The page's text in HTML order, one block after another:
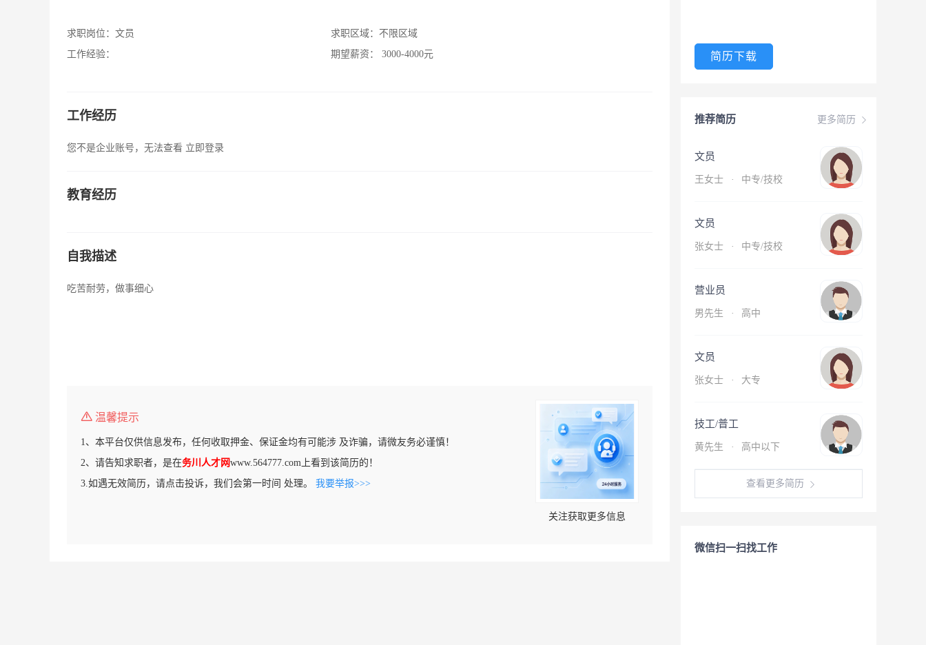
求职岗位： 文员
工作经验：
求职区域： 不限区域
期望薪资：
3000-4000元
工作经历
您不是企业账号，无法查看 立即登录
教育经历
自我描述
吃苦耐劳，做事细心
温馨提示
1、本平台仅供信息发布，任何收取押金、保证金均有可能涉 及诈骗，请微友务必谨慎！
2、请告知求职者，是在务川人才网www.564777.com上看到该简历的！
3.如遇无效简历，请点击投诉，我们会第一时间 处理。 我要举报>>>
关注获取更多信息
简历下载
更多简历
推荐简历
文员
王女士 · 中专/技校
文员
张女士 · 中专/技校
营业员
男先生 · 高中
文员
张女士 · 大专
技工/普工
黄先生 · 高中以下
查看更多简历
微信扫一扫找工作